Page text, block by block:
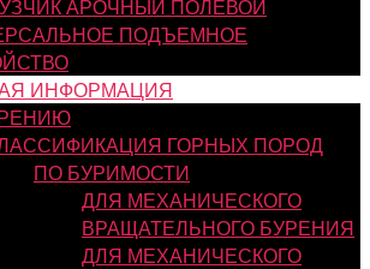
АРОЧНЫЙ ПОЛЕВОЙ
ПОДЪЕМНОЕ
ИНФОРМАЦИЯ
ГОРНЫХ ПОРОД
ПО БУРИМОСТИ
ДЛЯ МЕХАНИЧЕСКОГО
ВРАЩАТЕЛЬНОГО БУРЕНИЯ
ДЛЯ МЕХАНИЧЕСКОГО